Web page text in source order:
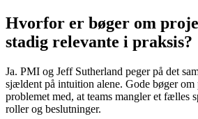
Hvorfor er bøger om
stadig relevante i praksis?
Ja. PMI og Jeff Sutherland peger på det
sjældent på intuition alene. Gode bøger
problemet med, at teams mangler et fælles
roller og beslutninger.